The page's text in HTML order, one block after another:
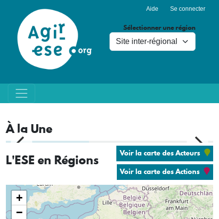
Aller au contenu principal
Aide Se connecter
Sélectionner une région
À la Une
A venir
Cycle de webinaires Santé-
Environnement : "Le Donut
de Grenoble : la recette
pour plus de justice sociale
et environnementale"
Voir la carte des Acteurs
Voir la carte des Actions
L'ESE en Régions
+
−